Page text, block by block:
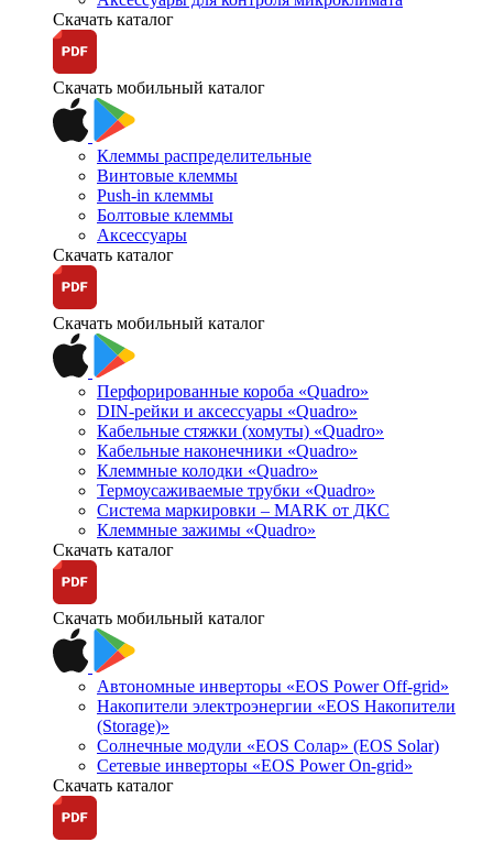
Скачать каталог
Скачать мобильный каталог
Клеммы распределительные
Винтовые клеммы
Push-in клеммы
Болтовые клеммы
Аксессуары
Скачать каталог
Скачать мобильный каталог
Перфорированные короба «Quadro»
DIN-рейки и аксессуары «Quadro»
Кабельные стяжки (хомуты) «Quadro»
Кабельные наконечники «Quadro»
Клеммные колодки «Quadro»
Термоусаживаемые трубки «Quadro»
Система маркировки – MARK от ДКС
Клеммные зажимы «Quadro»
Скачать каталог
Скачать мобильный каталог
Автономные инверторы «EOS Power Off-grid»
Накопители электроэнергии «EOS Накопители
(Storage)»
Солнечные модули «EOS Солар» (EOS Solar)
Сетевые инверторы «EOS Power On-grid»
Скачать каталог